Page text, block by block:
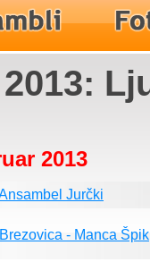
2013
Jurčki
- Manca